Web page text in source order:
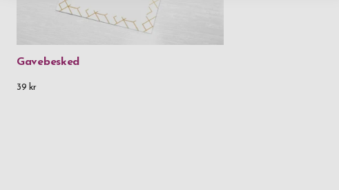
Gavebesked
39 kr